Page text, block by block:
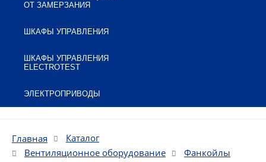
ОТ ЗАМЕРЗАНИЯ
ШКАФЫ УПРАВЛЕНИЯ
ШКАФЫ УПРАВЛЕНИЯ
ELECTROTEST
ЭЛЕКТРОПРИВОДЫ
Главная
Каталог
Вентиляционное оборудование
Фанкойлы